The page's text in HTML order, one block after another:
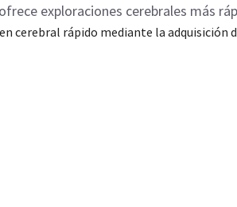
exploraciones cerebrales más
cerebral rápido mediante la adquisición